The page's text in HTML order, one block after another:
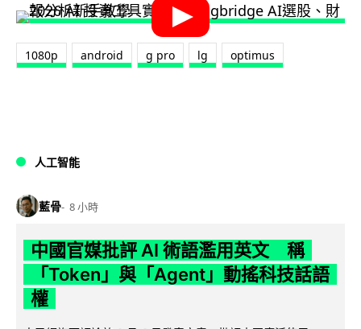
1080p android g pro lg optimus
人工智能
藍骨 8 小時
中國官媒批評 AI 術語濫用英文 稱
「Token」與「Agent」動搖科技話語
權